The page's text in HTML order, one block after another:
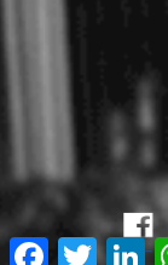
Facebook
Twitter